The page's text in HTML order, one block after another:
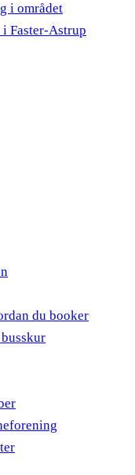
i området
Faster-Astrup
du booker